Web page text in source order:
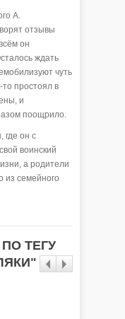
А.
отзывы
он
ждать
чуть
простоял в
и
поощрило.
где он с
воинский
а родители
из семейного
ТЕГУ